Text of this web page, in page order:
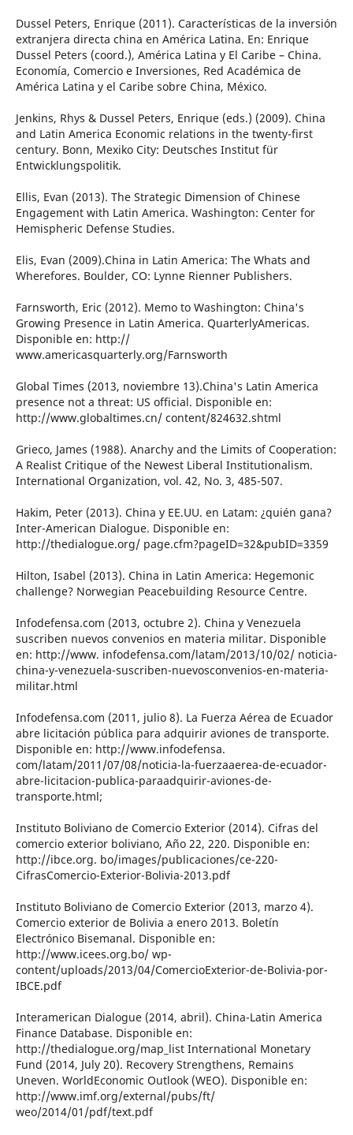
Dussel Peters, Enrique (2011). Características de la inversión
extranjera directa china en América Latina. En: Enrique
Dussel Peters (coord.), América Latina y El Caribe – China.
Economía, Comercio e Inversiones, Red Académica de
América Latina y el Caribe sobre China, México.
Jenkins, Rhys & Dussel Peters, Enrique (eds.) (2009). China
and Latin America Economic relations in the twenty-first
century. Bonn, Mexiko City: Deutsches Institut für
Entwicklungspolitik.
Ellis, Evan (2013). The Strategic Dimension of Chinese
Engagement with Latin America. Washington: Center for
Hemispheric Defense Studies.
Elis, Evan (2009).China in Latin America: The Whats and
Wherefores. Boulder, CO: Lynne Rienner Publishers.
Farnsworth, Eric (2012). Memo to Washington: China's
Growing Presence in Latin America. QuarterlyAmericas.
Disponible en: http://
www.americasquarterly.org/Farnsworth
Global Times (2013, noviembre 13).China's Latin America
presence not a threat: US official. Disponible en:
http://www.globaltimes.cn/ content/824632.shtml
Grieco, James (1988). Anarchy and the Limits of Cooperation:
A Realist Critique of the Newest Liberal Institutionalism.
International Organization, vol. 42, No. 3, 485-507.
Hakim, Peter (2013). China y EE.UU. en Latam: ¿quién gana?
Inter-American Dialogue. Disponible en:
http://thedialogue.org/ page.cfm?pageID=32&pubID=3359
Hilton, Isabel (2013). China in Latin America: Hegemonic
challenge? Norwegian Peacebuilding Resource Centre.
Infodefensa.com (2013, octubre 2). China y Venezuela
suscriben nuevos convenios en materia militar. Disponible
en: http://www. infodefensa.com/latam/2013/10/02/ noticia-
china-y-venezuela-suscriben-nuevosconvenios-en-materia-
militar.html
Infodefensa.com (2011, julio 8). La Fuerza Aérea de Ecuador
abre licitación pública para adquirir aviones de transporte.
Disponible en: http://www.infodefensa.
com/latam/2011/07/08/noticia-la-fuerzaaerea-de-ecuador-
abre-licitacion-publica-paraadquirir-aviones-de-
transporte.html;
Instituto Boliviano de Comercio Exterior (2014). Cifras del
comercio exterior boliviano, Año 22, 220. Disponible en:
http://ibce.org. bo/images/publicaciones/ce-220-
CifrasComercio-Exterior-Bolivia-2013.pdf
Instituto Boliviano de Comercio Exterior (2013, marzo 4).
Comercio exterior de Bolivia a enero 2013. Boletín
Electrónico Bisemanal. Disponible en:
http://www.icees.org.bo/ wp-
content/uploads/2013/04/ComercioExterior-de-Bolivia-por-
IBCE.pdf
Interamerican Dialogue (2014, abril). China-Latin America
Finance Database. Disponible en:
http://thedialogue.org/map_list International Monetary
Fund (2014, July 20). Recovery Strengthens, Remains
Uneven. WorldEconomic Outlook (WEO). Disponible en:
http://www.imf.org/external/pubs/ft/
weo/2014/01/pdf/text.pdf